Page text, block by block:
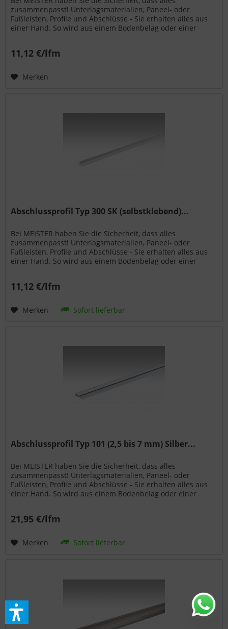
zusammenpasst! Unterlagsmaterialien, Paneel- oder
Fußleisten, Profile und Abschlüsse - Sie erhalten alles aus
einer Hand. So wird aus einem Bodenbelag oder einer
11,12 €/lfm
Merken
Abschlussprofil Typ 300 SK (selbstklebend)...
Bei MEISTER haben Sie die Sicherheit, dass alles
zusammenpasst! Unterlagsmaterialien, Paneel- oder
Fußleisten, Profile und Abschlüsse - Sie erhalten alles aus
einer Hand. So wird aus einem Bodenbelag oder einer
11,12 €/lfm
Merken Sofort lieferbar
Abschlussprofil Typ 101 (2,5 bis 7 mm) Silber...
Bei MEISTER haben Sie die Sicherheit, dass alles
zusammenpasst! Unterlagsmaterialien, Paneel- oder
Fußleisten, Profile und Abschlüsse - Sie erhalten alles aus
einer Hand. So wird aus einem Bodenbelag oder einer
21,95 €/lfm
Merken Sofort lieferbar